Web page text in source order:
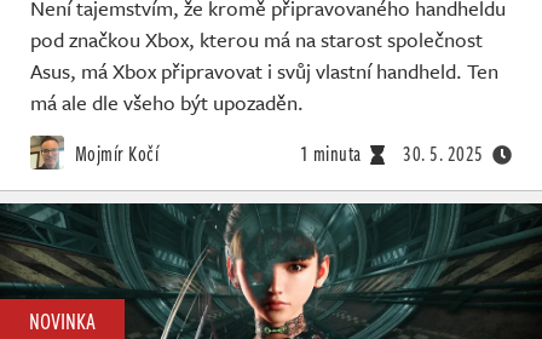
Není tajemstvím, že kromě připravovaného handheldu
pod značkou Xbox, kterou má na starost společnost
Asus, má Xbox připravovat i svůj vlastní handheld. Ten
má ale dle všeho být upozaděn.
Mojmír Kočí 1 minuta 30. 5. 2025
NOVINKA